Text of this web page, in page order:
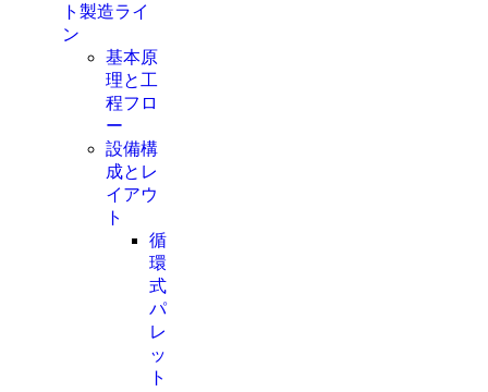
ト製造ライ
ン
基本原
理と工
程フロ
ー
設備構
成とレ
イアウ
ト
循
環
式
パ
レ
ッ
ト